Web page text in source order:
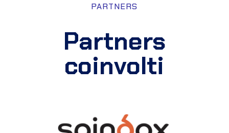
PARTNERS
Partners
coinvolti